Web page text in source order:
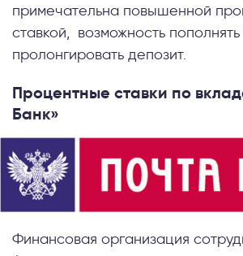
примечательна повышенной
ставкой, возможность пополнять
пролонгировать депозит.
Процентные ставки по
Банк»
Финансовая организация